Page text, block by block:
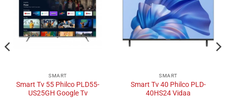
SMART
Smart Tv 55 Philco PLD55-
US25GH Google Tv
SMART
Smart Tv 40 Philco PLD-
40HS24 Vidaa